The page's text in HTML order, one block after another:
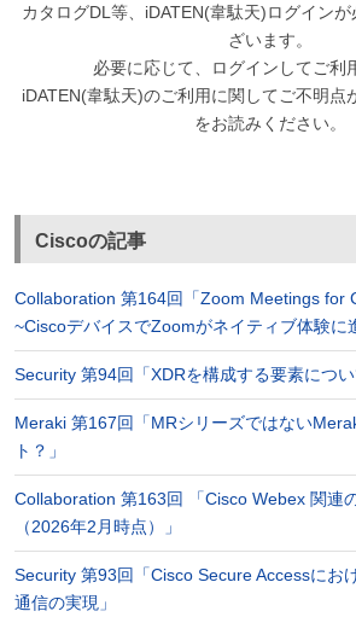
カタログDL等、iDATEN(韋駄天)ログイン
ざいます。
必要に応じて、ログインしてご利
iDATEN(韋駄天)のご利用に関してご不明点
をお読みください。
Ciscoの記事
Collaboration 第164回「Zoom Meetings for
~CiscoデバイスでZoomがネイティブ体験に
Security 第94回「XDRを構成する要素につい
Meraki 第167回「MRシリーズではない
ト？」
Collaboration 第163回 「Cisco Webex 関連
（2026年2月時点）」
Security 第93回「Cisco Secure Accessにお
通信の実現」